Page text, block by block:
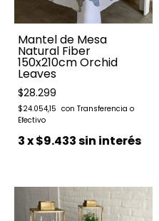
Mantel de Mesa
Natural Fiber
150x210cm Orchid
Leaves
$28.299
$24.054,15
3x$9.433sin interés